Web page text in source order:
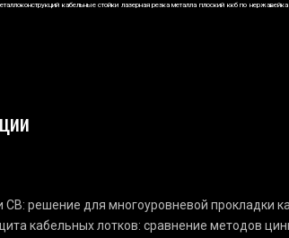
кабельные стойки лазерная резка металла плоский ккб по нержавейка
СВ: решение для многоуровневой прокладки
кабельных лотков: сравнение методов